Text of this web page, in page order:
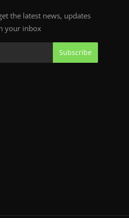
the latest news, updates
your inbox
Subscribe